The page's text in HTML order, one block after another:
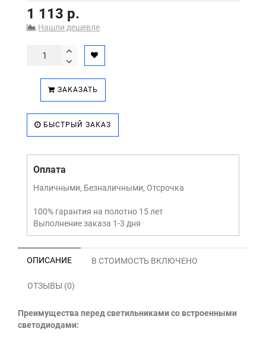
1 113 р.
Нашли дешевле
ЗАКАЗАТЬ
БЫСТРЫЙ ЗАКАЗ
Оплата
Наличными, Безналичными, Отсрочка
100% гарантия на полотно 15 лет
Выполнение заказа 1-3 дня
ОПИСАНИЕ В СТОИМОСТЬ ВКЛЮЧЕНО
ОТЗЫВЫ (0)
Преимущества перед светильниками со встроенными
светодиодами: